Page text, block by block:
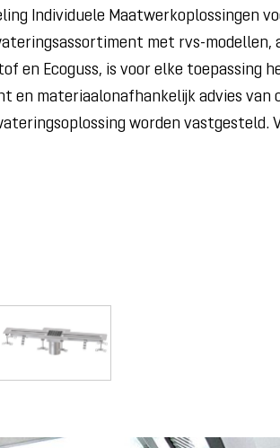
Individuele Maatwerkoplossingen
met rvs-modellen,
en Ecoguss, is voor elke toepassing
en materiaalonafhankelijk advies
worden vastgesteld.